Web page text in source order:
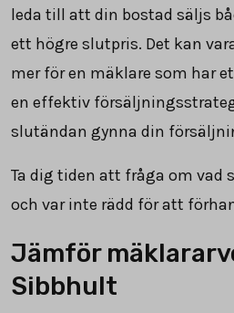
leda till att din bostad säljs
ett högre slutpris. Det kan
mer för en mäklare som har
en effektiv
slutändan gynna din
Ta dig tiden att fråga om vad
och var inte rädd för att
Jämför
Sibbhult